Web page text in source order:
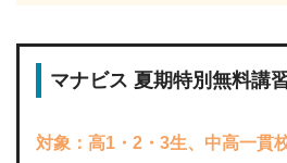
マナビス 夏期特別無料講
対象：高1・2・3生、中高一貫